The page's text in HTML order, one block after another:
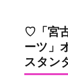
♡「宮
ーツ」
スタン